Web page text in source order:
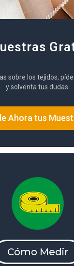
sobre los tejidos,
y solventa tus dudas.
Ahora tus
Cómo Medir